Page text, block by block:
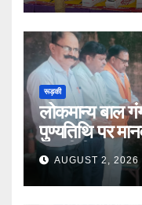
रूड़की
लोकमान्य बाल
पुण्यतिथि पर
भावभीनी
AUGUST 2, 2026